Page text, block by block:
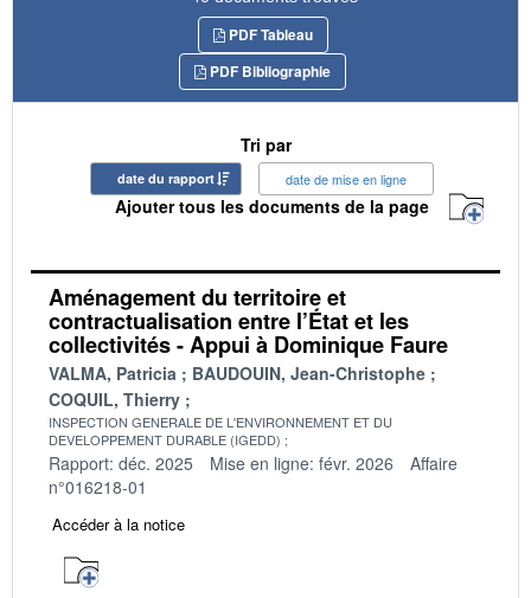
PDF Tableau
PDF Bibliographie
Tri par
date du rapport date de mise en ligne
Ajouter tous les documents de la page
Aménagement du territoire et
contractualisation entre l’État et les
collectivités - Appui à Dominique Faure
VALMA, Patricia
BAUDOUIN, Jean-Christophe
COQUIL, Thierry
INSPECTION GENERALE DE L'ENVIRONNEMENT ET DU
DEVELOPPEMENT DURABLE (IGEDD)
Rapport: déc. 2025 Mise en ligne: févr. 2026
Affaire
n°016218-01
Accéder à la notice